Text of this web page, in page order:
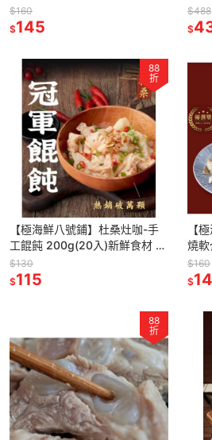
電視台,新聞報導-台南在地美
食，一隻豬只有兩條豬軟骨
$160
$145
擇，
$488
$
88
折
【極海鮮八號鋪】杜桑灶咖-手
工餛飩 200g(20入)新鮮食材 ×
手工現作 × 爆汁Ｑ彈
$130
$115
【
燒軟
250
膠質
$160
$
88
折